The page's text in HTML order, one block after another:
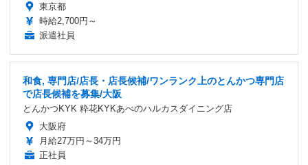
東京都
時給2,700円～
派遣社員
和食, 専門店/店長・店長候補/ワンランク上のとんかつ専門店
で店長候補を募集/大阪
とんかつKYK 粋花KYKあべのハルカスダイニング店
大阪府
月給27万円～34万円
正社員